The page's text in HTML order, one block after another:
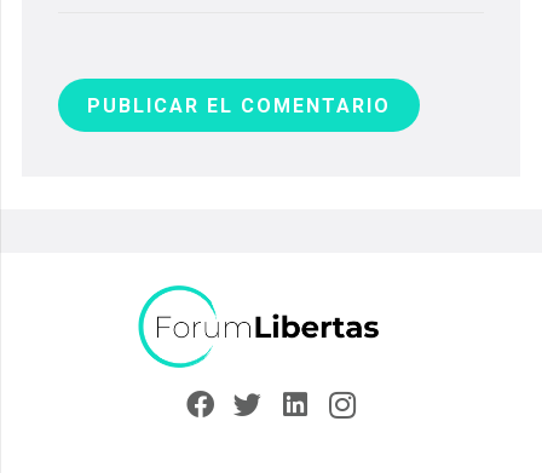
PUBLICAR EL COMENTARIO